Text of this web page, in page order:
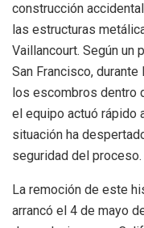
construcción
las estructuras
Vaillancourt. Según un
San Francisco,
los escombros dentro
el equipo actuó rápido
situación ha
seguridad del proceso.
La remoción de este
arrancó el 4 de mayo